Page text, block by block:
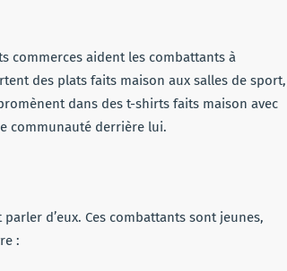
commerces aident les combattants à
des plats faits maison aux salles de sport,
dans des t-shirts faits maison avec
communauté derrière lui.
d’eux. Ces combattants sont jeunes,
: